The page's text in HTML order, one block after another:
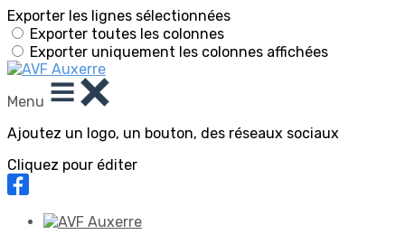
Exporter les lignes sélectionnées
Exporter toutes les colonnes
Exporter uniquement les colonnes affichées
Menu
Ajoutez un logo, un bouton, des réseaux sociaux
Cliquez pour éditer